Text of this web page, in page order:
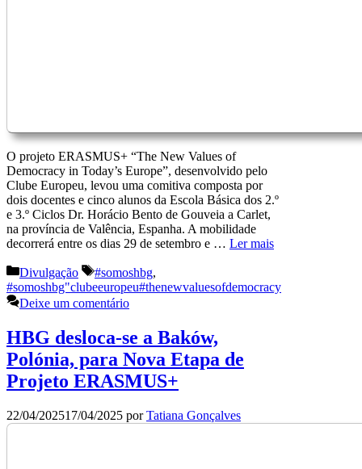
O projeto ERASMUS+ “The New Values of
Democracy in Today’s Europe”, desenvolvido pelo
Clube Europeu, levou uma comitiva composta por
dois docentes e cinco alunos da Escola Básica dos 2.º
e 3.º Ciclos Dr. Horácio Bento de Gouveia a Carlet,
na província de Valência, Espanha. A mobilidade
decorrerá entre os dias 29 de setembro e … Ler mais
Categorias
Divulgação Etiquetas
#somoshbg,
#somoshbg"clubeeuropeu#thenewvaluesofdemocracy
Deixe um comentário
HBG desloca-se a Baków,
Polónia, para Nova Etapa de
Projeto ERASMUS+
22/04/202517/04/2025 porTatiana Gonçalves